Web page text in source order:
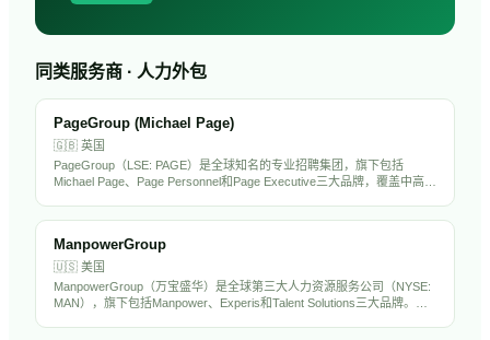
同类服务商 · 人力外包
PageGroup (Michael Page)
🇬🇧 英国
PageGroup（LSE: PAGE）是全球知名的专业招聘集团，旗下包括
Michael Page、Page Personnel和Page Executive三大品牌，覆盖中高端
ManpowerGroup
🇺🇸 美国
ManpowerGroup（万宝盛华）是全球第三大人力资源服务公司（NYSE:
MAN），旗下包括Manpower、Experis和Talent Solutions三大品牌。在